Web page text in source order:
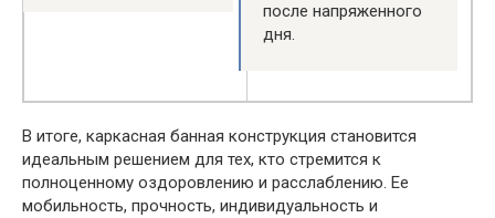
после напряженного
дня.
В итоге, каркасная банная конструкция становится
идеальным решением для тех, кто стремится к
полноценному оздоровлению и расслаблению. Ее
мобильность, прочность, индивидуальность и